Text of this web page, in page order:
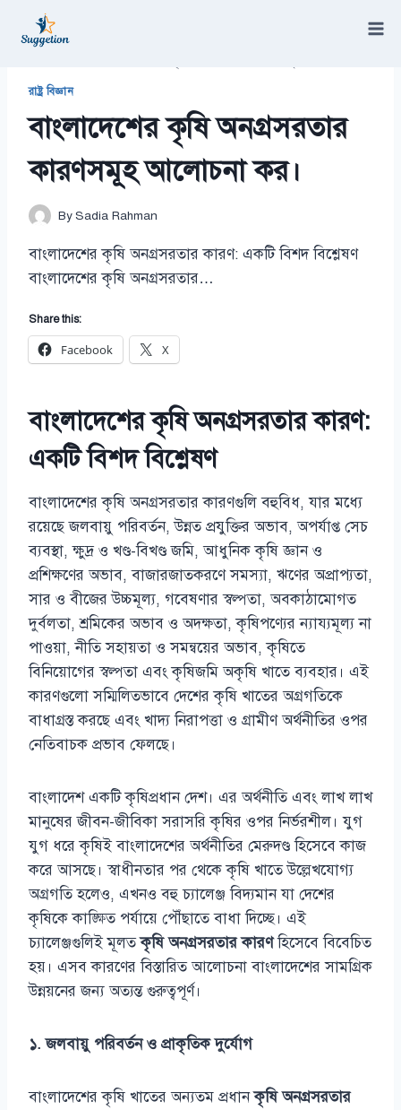
রাষ্ট্র বিজ্ঞান
বাংলাদেশের কৃষি অনগ্রসরতার
কারণসমূহ আলোচনা কর।
BySadia Rahman
বাংলাদেশের কৃষি অনগ্রসরতার কারণ: একটি বিশদ বিশ্লেষণ
বাংলাদেশের কৃষি অনগ্রসরতার…
Share this:
Facebook X
বাংলাদেশের কৃষি অনগ্রসরতার কারণ:
একটি বিশদ বিশ্লেষণ
বাংলাদেশের কৃষি অনগ্রসরতার কারণগুলি বহুবিধ, যার মধ্যে
রয়েছে জলবায়ু পরিবর্তন, উন্নত প্রযুক্তির অভাব, অপর্যাপ্ত সেচ
ব্যবস্থা, ক্ষুদ্র ও খণ্ড-বিখণ্ড জমি, আধুনিক কৃষি জ্ঞান ও
প্রশিক্ষণের অভাব, বাজারজাতকরণে সমস্যা, ঋণের অপ্রাপ্যতা,
সার ও বীজের উচ্চমূল্য, গবেষণার স্বল্পতা, অবকাঠামোগত
দুর্বলতা, শ্রমিকের অভাব ও অদক্ষতা, কৃষিপণ্যের ন্যায্যমূল্য না
পাওয়া, নীতি সহায়তা ও সমন্বয়ের অভাব, কৃষিতে
বিনিয়োগের স্বল্পতা এবং কৃষিজমি অকৃষি খাতে ব্যবহার। এই
কারণগুলো সম্মিলিতভাবে দেশের কৃষি খাতের অগ্রগতিকে
বাধাগ্রস্ত করছে এবং খাদ্য নিরাপত্তা ও গ্রামীণ অর্থনীতির ওপর
নেতিবাচক প্রভাব ফেলছে।
বাংলাদেশ একটি কৃষিপ্রধান দেশ। এর অর্থনীতি এবং লাখ লাখ
মানুষের জীবন-জীবিকা সরাসরি কৃষির ওপর নির্ভরশীল। যুগ
যুগ ধরে কৃষিই বাংলাদেশের অর্থনীতির মেরুদণ্ড হিসেবে কাজ
করে আসছে। স্বাধীনতার পর থেকে কৃষি খাতে উল্লেখযোগ্য
অগ্রগতি হলেও, এখনও বহু চ্যালেঞ্জ বিদ্যমান যা দেশের
কৃষিকে কাঙ্ক্ষিত পর্যায়ে পৌঁছাতে বাধা দিচ্ছে। এই
চ্যালেঞ্জগুলিই মূলতকৃষি অনগ্রসরতার কারণহিসেবে বিবেচিত
হয়। এসব কারণের বিস্তারিত আলোচনা বাংলাদেশের সামগ্রিক
উন্নয়নের জন্য অত্যন্ত গুরুত্বপূর্ণ।
১. জলবায়ু পরিবর্তন ও প্রাকৃতিক দুর্যোগ
বাংলাদেশের কৃষি খাতের অন্যতম প্রধানকৃষি অনগ্রসরতার